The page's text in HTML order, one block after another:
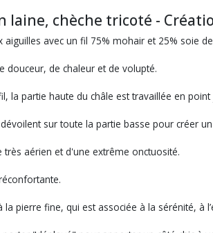
laine, chèche tricoté -
avec un fil 75% mohair et 25% soie
de chaleur et de volupté.
la partie haute du châle est travaillée en point
sur toute la partie basse pour créer
aérien et d'une extrême onctuosité.
pierre fine, qui est associée à la sérénité, à